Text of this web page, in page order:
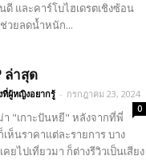
และคาร์โบไฮเดรตเชิงซ้อน
วยลดน้ำหนัก...
ล่าสุด
ที่ผู้หญิงอยากรู้ - กรกฎาคม 23, 2024
0
"เกาะปันหยี" หลังจากที่พี่
ห็นราคาแต่ละรายการ บาง
ไปเที่ยวมา ก็ต่างรีวิวเป็นเสียง